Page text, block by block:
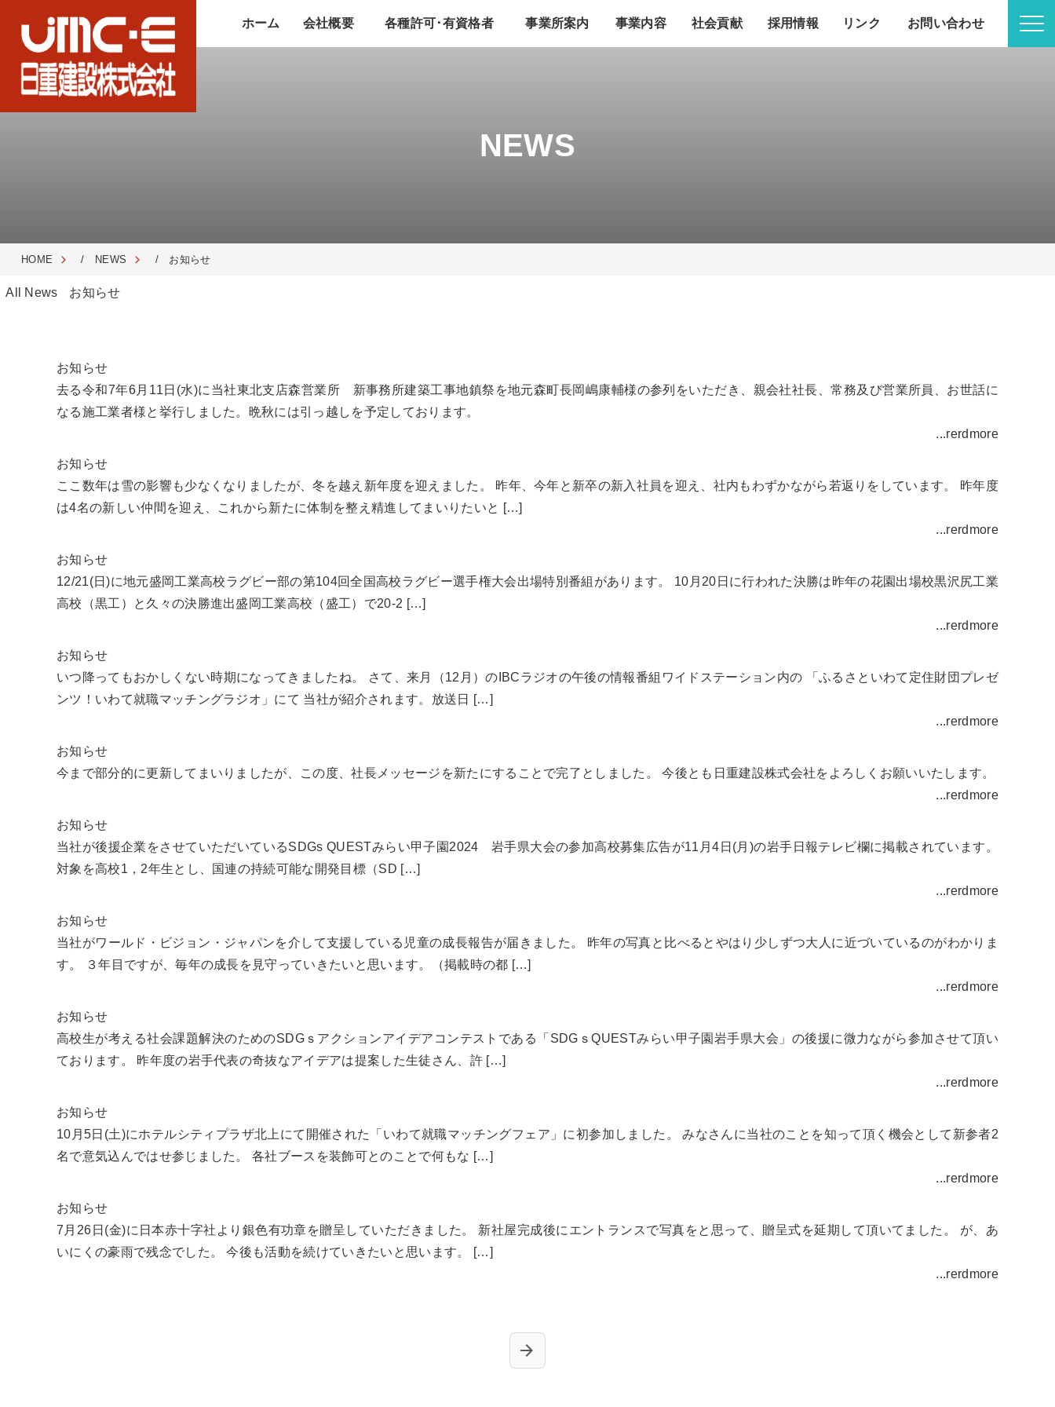
ホーム 会社概要 各種許可･有資格者 事業所案内 事業内容 社会貢献 採用情報 リンク お問い合わせ
NEWS
HOME / NEWS / お知らせ
All News お知らせ
お知らせ
去る令和7年6月11日(水)に当社東北支店森営業所 新事務所建築工事地鎮祭を地元森町長岡嶋康輔様の参列をいただき、親会社社長、常務及び営業所員、お世話に
なる施工業者様と挙行しました。晩秋には引っ越しを予定しております。
...rerdmore
お知らせ
ここ数年は雪の影響も少なくなりましたが、冬を越え新年度を迎えました。 昨年、今年と新卒の新入社員を迎え、社内もわずかながら若返りをしています。 昨年度
は4名の新しい仲間を迎え、これから新たに体制を整え精進してまいりたいと […]
...rerdmore
お知らせ
12/21(日)に地元盛岡工業高校ラグビー部の第104回全国高校ラグビー選手権大会出場特別番組があります。 10月20日に行われた決勝は昨年の花園出場校黒沢尻工業
高校（黒工）と久々の決勝進出盛岡工業高校（盛工）で20-2 […]
...rerdmore
お知らせ
いつ降ってもおかしくない時期になってきましたね。 さて、来月（12月）のIBCラジオの午後の情報番組ワイドステーション内の 「ふるさといわて定住財団プレゼ
ンツ！いわて就職マッチングラジオ」にて 当社が紹介されます。放送日 […]
...rerdmore
お知らせ
今まで部分的に更新してまいりましたが、この度、社長メッセージを新たにすることで完了としました。 今後とも日重建設株式会社をよろしくお願いいたします。
...rerdmore
お知らせ
当社が後援企業をさせていただいているSDGs QUESTみらい甲子園2024 岩手県大会の参加高校募集広告が11月4日(月)の岩手日報テレビ欄に掲載されています。
対象を高校1，2年生とし、国連の持続可能な開発目標（SD […]
...rerdmore
お知らせ
当社がワールド・ビジョン・ジャパンを介して支援している児童の成長報告が届きました。 昨年の写真と比べるとやはり少しずつ大人に近づいているのがわかりま
す。 ３年目ですが、毎年の成長を見守っていきたいと思います。（掲載時の都 […]
...rerdmore
お知らせ
高校生が考える社会課題解決のためのSDGｓアクションアイデアコンテストである「SDGｓQUESTみらい甲子園岩手県大会」の後援に微力ながら参加させて頂い
ております。 昨年度の岩手代表の奇抜なアイデアは提案した生徒さん、許 […]
...rerdmore
お知らせ
10月5日(土)にホテルシティプラザ北上にて開催された「いわて就職マッチングフェア」に初参加しました。 みなさんに当社のことを知って頂く機会として新参者2
名で意気込んではせ参じました。 各社ブースを装飾可とのことで何もな […]
...rerdmore
お知らせ
7月26日(金)に日本赤十字社より銀色有功章を贈呈していただきました。 新社屋完成後にエントランスで写真をと思って、贈呈式を延期して頂いてました。 が、あ
いにくの豪雨で残念でした。 今後も活動を続けていきたいと思います。 […]
...rerdmore